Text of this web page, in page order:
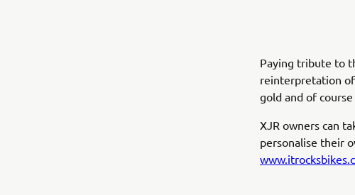
Paying tribute to
reinterpretation of
gold and of
XJR owners can
personalise their